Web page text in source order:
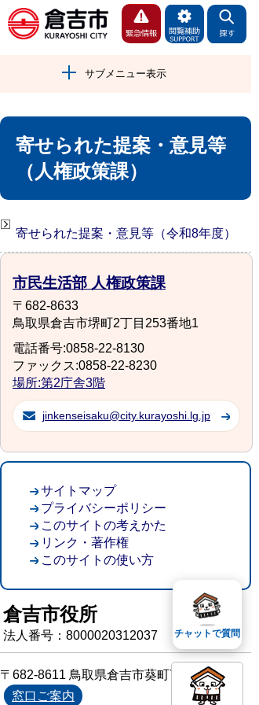
サブメニュー表示
寄せられた提案・意見等
（人権政策課）
寄せられた提案・意見等（令和8年度）
市民生活部 人権政策課
〒682-8633
鳥取県倉吉市堺町2丁目253番地1
電話番号:0858-22-8130
ファックス:0858-22-8230
場所:第2庁舎3階
jinkenseisaku@city.kurayoshi.lg.jp
サイトマップ
プライバシーポリシー
このサイトの考えかた
リンク・著作権
このサイトの使い方
倉吉市役所
法人番号：8000020312037
〒682-8611 鳥取県倉吉市葵町722
窓口ご案内
チャットで質問